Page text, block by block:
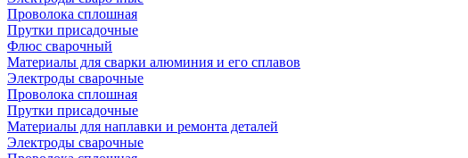
Проволока сплошная
Прутки присадочные
Флюс сварочный
Материалы для сварки алюминия и его сплавов
Электроды сварочные
Проволока сплошная
Прутки присадочные
Материалы для наплавки и ремонта деталей
Электроды сварочные